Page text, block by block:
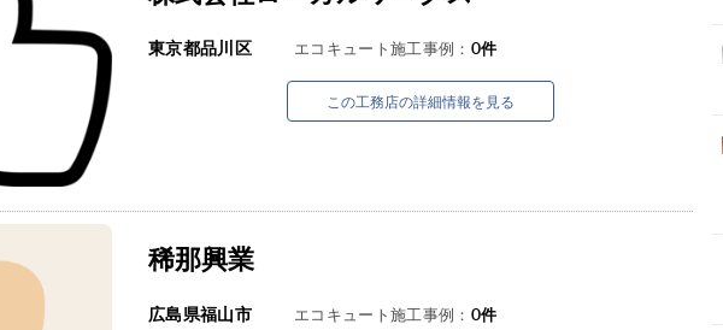
東京都品川区 エコキュート施工事例： 0件
この工務店の詳細情報を見る
稀那興業
広島県福山市 エコキュート施工事例： 0件